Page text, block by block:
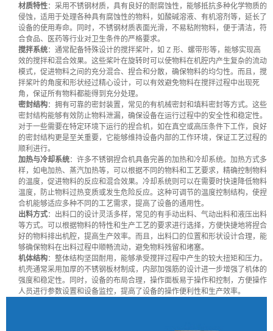
材质特性：采用不锈钢材质，具有良好的耐腐蚀性，能够抵抗多种化学物质的
侵蚀，适用于处理各种具有腐蚀性的物料，如酸碱溶液、有机溶剂等，延长了
设备的使用寿命。同时，不锈钢材质表面光滑，不易粘附物料，便于清洁，符
合食品、医药等行业对卫生条件的严格要求。
搅拌系统：通常配备特殊设计的搅拌桨叶，如 Z 形、螺带形等，能够实现高
效的搅拌和混合效果。这些桨叶在旋转时可以使物料在机腔内产生复杂的流动
模式，促进物料之间的充分混合、捏合和分散，确保物料的均匀性。而且，搅
拌桨叶的角度和形状经过精心设计，可以有效避免物料在搅拌过程中出现死
角，保证所有物料都能得到充分处理。
密封结构：拥有可靠的密封装置，常见的有机械密封和填料密封等方式。这些
密封结构能够有效防止物料泄漏，确保设备在运行过程中的安全性和稳定性。
对于一些需要在特定环境下运行的捏合机，如在真空或高压条件下工作，良好
的密封结构更是至关重要，它能够维持设备内部的工作环境，保证工艺过程的
顺利进行。
加热与冷却系统：许多不锈钢捏合机具备完善的加热和冷却系统。加热方式多
样，如电加热、蒸汽加热等，可以根据不同的物料和工艺要求，精确控制物料
的温度，促进物料的反应和混合效果。冷却系统则可以在需要时快速降低物料
温度，防止物料过热变质或发生危险反应。这种可调节的温度控制结构，使捏
合机能够适应多种不同的工艺需求，提高了设备的通用性。
出料方式：出料口的设计灵活多样，常见的有手动出料、气动出料和液压出料
等方式。可以根据物料的特性和生产工艺的要求进行选择，方便快捷地将捏合
好的物料排出机腔，提高生产效率。而且，出料口的位置和形状设计合理，能
够确保物料在出料过程中顺畅流动，避免物料残留和堵塞。
机体结构：整体结构坚固耐用，能够承受搅拌过程中产生的较大扭矩和压力。
机壳通常采用加厚的不锈钢板材制成，内部加强筋的设计进一步增强了机体的
强度和稳定性。同时，设备的布局合理，操作面板易于操作和控制，方便操作
人员进行参数设置和设备监控，提高了设备的操作便利性和生产效率。